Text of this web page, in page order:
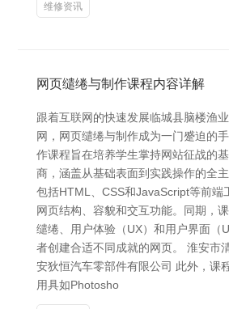
维修资讯
网页缱绻与制作课程内容详解
跟着互联网的快速发展临城县脑楼渔
网，网页缱绻与制作成为一门蹙迫的
作课程旨在培养学生掌持网站征战的
商，涵盖从基础表面到实践操作的全
包括HTML、CSS和JavaScript等前端
网页结构、容貌和交互功能。同期，
缱绻、用户体验（UX）和用户界面（
者创建合适不同成就的网页。 淮安市
安狄恒汽车零部件有限公司 此外，课
用具如Photosho